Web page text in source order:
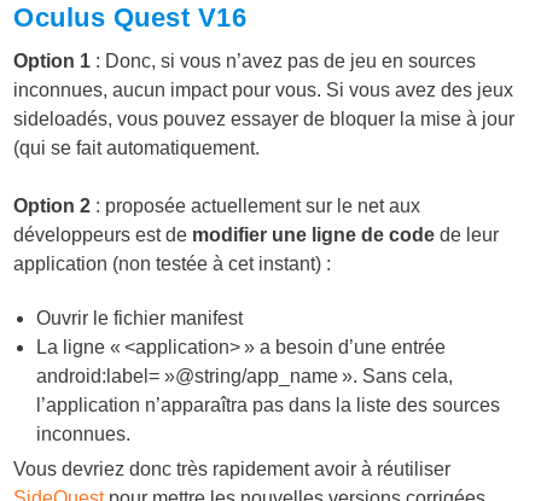
Oculus Quest V16
Option 1 : Donc, si vous n’avez pas de jeu en sources
inconnues, aucun impact pour vous. Si vous avez des jeux
sideloadés, vous pouvez essayer de bloquer la mise à jour
(qui se fait automatiquement.
Option 2 : proposée actuellement sur le net aux
développeurs est de modifier une ligne de code de leur
application (non testée à cet instant) :
Ouvrir le fichier manifest
La ligne « <application> » a besoin d’une entrée
android:label= »@string/app_name ». Sans cela,
l’application n’apparaîtra pas dans la liste des sources
inconnues.
Vous devriez donc très rapidement avoir à réutiliser